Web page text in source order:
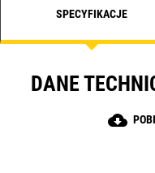
możliwość
ma
Operatorzy mogą
poziomu
SPECYFIKACJE
DANE
cloud_download